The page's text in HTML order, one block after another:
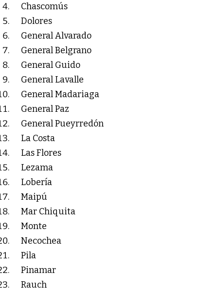
Chascomús
Dolores
General Alvarado
General Belgrano
General Guido
General Lavalle
General Madariaga
General Paz
General Pueyrredón
La Costa
Las Flores
Lezama
Lobería
Maipú
Mar Chiquita
Monte
Necochea
Pila
Pinamar
Rauch